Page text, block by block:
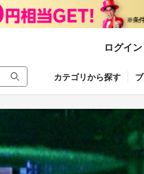
ログイン
カテゴリから探す